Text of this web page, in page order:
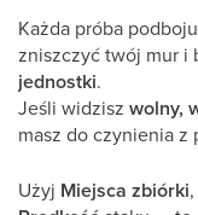
Każda próba
zniszczyć twój mur
jednostki.
Jeśli widzisz wolny,
masz do czynienia z
Użyj Miejsca zbiórki